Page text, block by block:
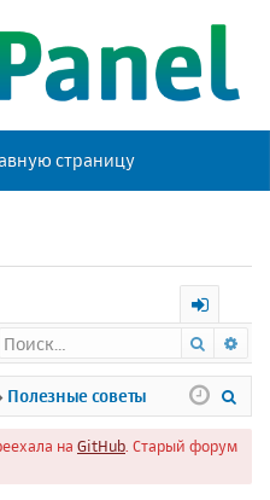
страницу
х
о
д
Поиск
Полезные советы
на GitHub . Старый форум